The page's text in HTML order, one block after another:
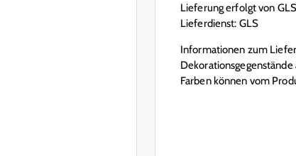
Lieferung erfolgt von
Lieferdienst: GLS
Informationen zum
Farben können vom